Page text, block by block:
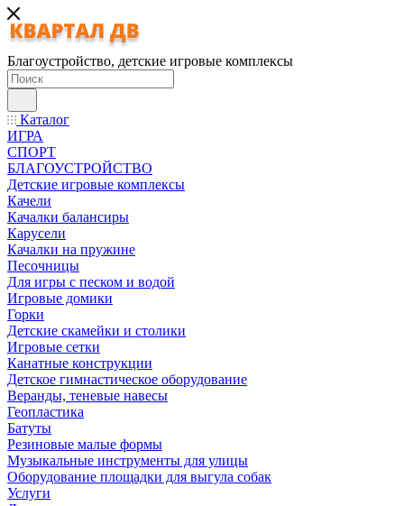
Благоустройство, детские игровые комплексы
Каталог
ИГРА
СПОРТ
БЛАГОУСТРОЙСТВО
Детские игровые комплексы
Качели
Качалки балансиры
Карусели
Качалки на пружине
Песочницы
Для игры с песком и водой
Игровые домики
Горки
Детские скамейки и столики
Игровые сетки
Канатные конструкции
Детское гимнастическое оборудование
Веранды, теневые навесы
Геопластика
Батуты
Резиновые малые формы
Музыкальные инструменты для улицы
Оборудование площадки для выгула собак
Услуги